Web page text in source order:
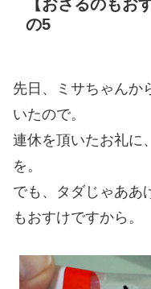
【おさるのもお
の5
先日、ミサちゃんか
いたので。
連休を頂いたお礼に
を。
でも、タダじゃああ
もおすけですから。